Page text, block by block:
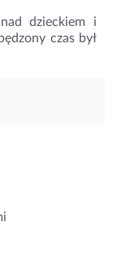
dzieckiem i
czas był